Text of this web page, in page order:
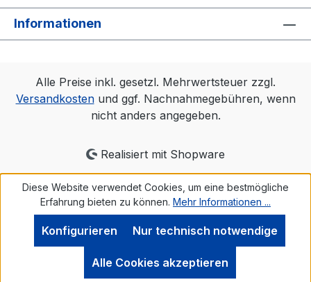
Informationen
Alle Preise inkl. gesetzl. Mehrwertsteuer zzgl.
Versandkostenund ggf. Nachnahmegebühren, wenn
nicht anders angegeben.
Realisiert mit Shopware
Diese Website verwendet Cookies, um eine bestmögliche
Erfahrung bieten zu können. Mehr Informationen ...
Nur technisch notwendige
Konfigurieren
Alle Cookies akzeptieren